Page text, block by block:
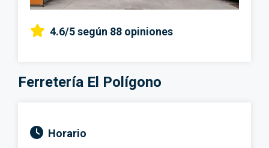
4.6/5según 88 opiniones
Ferretería El Polígono
Horario